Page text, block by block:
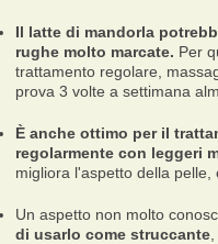
Il latte di mandorla
rughe molto marcate. Per
trattamento regolare,
prova 3 volte a settimana
È anche ottimo per il
regolarmente con leggeri
migliora l'aspetto della pelle,
Un aspetto non molto
di usarlo come struccante